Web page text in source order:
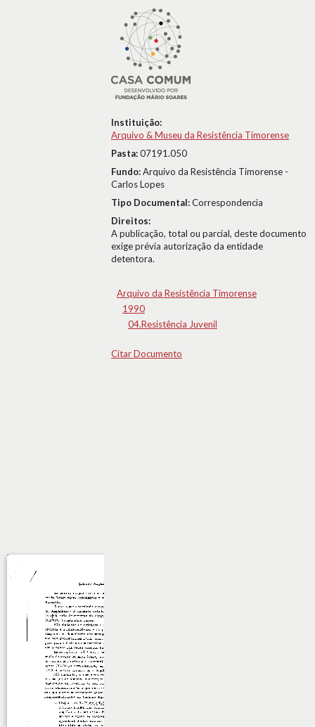
Instituição:
Arquivo & Museu da Resistência Timorense
Pasta:07191.050
Fundo:Arquivo da Resistência Timorense -
Carlos Lopes
Tipo Documental:Correspondencia
Direitos:
A publicação, total ou parcial, deste documento
exige prévia autorização da entidade
detentora.
Arquivo da Resistência Timorense
1990
04.Resistência Juvenil
Citar Documento